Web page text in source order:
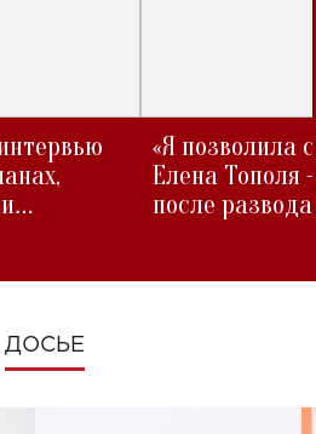
«Я позволила
Елена Тополя
после развода
ДОСЬЕ